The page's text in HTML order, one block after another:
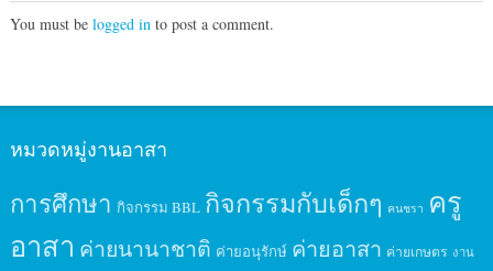
You must be logged into post a comment.
หมวดหมู่งานอาสา
การศึกษา กิจกรรม BBL กิจกรรมกับเด็กๆ คนชรา ครู
อาสา ค่ายนานาชาติ ค่ายอนุรักษ์ ค่ายอาสา ค่ายเกษตร งาน